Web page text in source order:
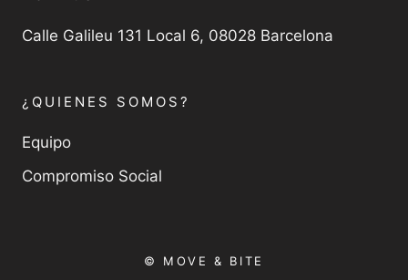
Calle Galileu 131 Local 6, 08028 Barcelona
¿QUIENES SOMOS?
Equipo
Compromiso Social
© MOVE & BITE